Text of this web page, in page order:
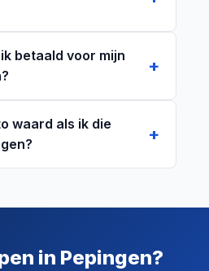
betaald voor mijn
waard als ik die
in Pepingen?